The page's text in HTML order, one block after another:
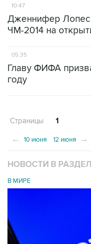
10:47
Дженнифер Лопес
ЧМ-2014 на
05:35
Главу ФИФА
году
Страницы 1
← 10 июня 12 июня →
НОВОСТИ В
В МИРЕ